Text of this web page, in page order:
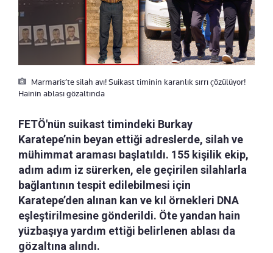
Marmaris’te silah avı! Suikast timinin karanlık sırrı çözülüyor!
Hainin ablası gözaltında
FETÖ'nün suikast timindeki Burkay
Karatepe’nin beyan ettiği adreslerde, silah ve
mühimmat araması başlatıldı. 155 kişilik ekip,
adım adım iz sürerken, ele geçirilen silahlarla
bağlantının tespit edilebilmesi için
Karatepe’den alınan kan ve kıl örnekleri DNA
eşleştirilmesine gönderildi. Öte yandan hain
yüzbaşıya yardım ettiği belirlenen ablası da
gözaltına alındı.